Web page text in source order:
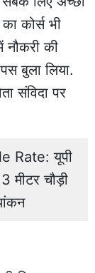
कोर्स भी
नौकरी की
बुला लिया.
संविदा पर
Rate: यूपी
मीटर चौड़ी